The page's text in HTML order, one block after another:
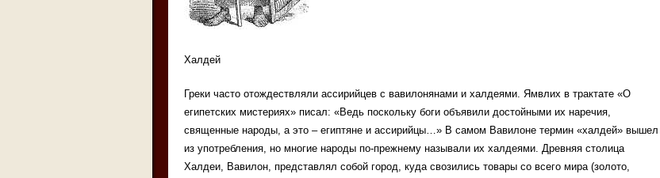
Халдей
Греки часто отождествляли ассирийцев с вавилонянами и халдеями. Ямвлих в трактате «О
египетских мистериях» писал: «Ведь поскольку боги объявили достойными их наречия,
священные народы, а это – египтяне и ассирийцы…» В самом Вавилоне термин «халдей» вышел
из употребления, но многие народы по-прежнему называли их халдеями. Древняя столица
Халдеи, Вавилон, представлял собой город, куда свозились товары со всего мира (золото,